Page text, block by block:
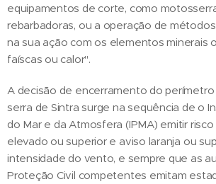
equipamentos de corte, como
rebarbadoras, ou a operação de
na sua ação com os elementos minerais
faíscas ou calor".
A decisão de encerramento do
serra de Sintra surge na sequência de o
do Mar e da Atmosfera (IPMA) emitir
elevado ou superior e aviso laranja ou
intensidade do vento, e sempre que as
Proteção Civil competentes emitam